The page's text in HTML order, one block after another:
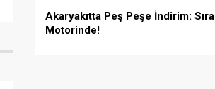
Akaryakıtta Peş Peşe İndirim: Sıra
Motorinde!